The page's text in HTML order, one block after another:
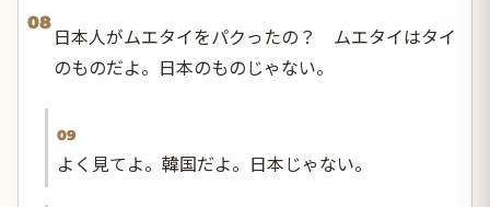
08
日本人がムエタイをパクったの？ ムエタイはタイ
のものだよ。日本のものじゃない。
09
よく見てよ。韓国だよ。日本じゃない。